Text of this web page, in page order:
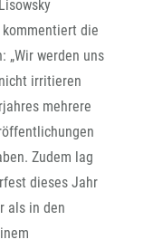
kommentiert die
„Wir werden uns
irritieren
mehrere
Zudem lag
dieses Jahr
als in den